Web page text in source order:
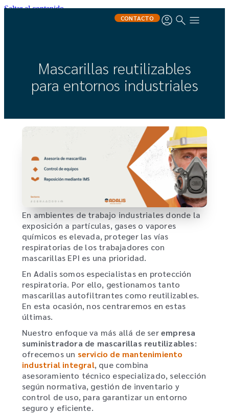
Saltar al contenido
CONTACTO
Mascarillas reutilizables
para entornos industriales
En ambientes de trabajo industriales donde la
exposición a partículas, gases o vapores
químicos es elevada, proteger las vías
respiratorias de los trabajadores con
mascarillas EPI es una prioridad.
En Adalis somos especialistas en protección
respiratoria. Por ello, gestionamos tanto
mascarillas autofiltrantes como reutilizables.
En esta ocasión, nos centraremos en estas
últimas.
Nuestro enfoque va más allá de serempresa
suministradora de mascarillas reutilizables:
ofrecemos un servicio de mantenimiento
industrial integral, que combina
asesoramiento técnico especializado, selección
según normativa, gestión de inventario y
control de uso, para garantizar un entorno
seguro y eficiente.